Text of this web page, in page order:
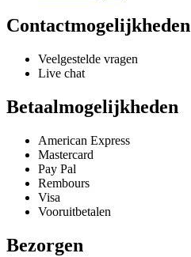
Contactmogelijkheden
Veelgestelde vragen
Live chat
Betaalmogelijkheden
American Express
Mastercard
Pay Pal
Rembours
Visa
Vooruitbetalen
Bezorgen